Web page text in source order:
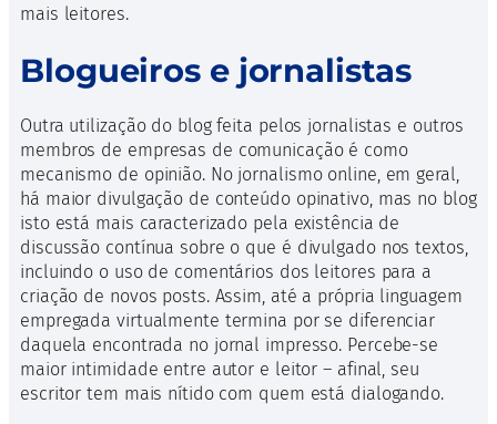
mais leitores.
Blogueiros e jornalistas
Outra utilização do blog feita pelos jornalistas e outros
membros de empresas de comunicação é como
mecanismo de opinião. No jornalismo online, em geral,
há maior divulgação de conteúdo opinativo, mas no blog
isto está mais caracterizado pela existência de
discussão contínua sobre o que é divulgado nos textos,
incluindo o uso de comentários dos leitores para a
criação de novos posts. Assim, até a própria linguagem
empregada virtualmente termina por se diferenciar
daquela encontrada no jornal impresso. Percebe-se
maior intimidade entre autor e leitor – afinal, seu
escritor tem mais nítido com quem está dialogando.